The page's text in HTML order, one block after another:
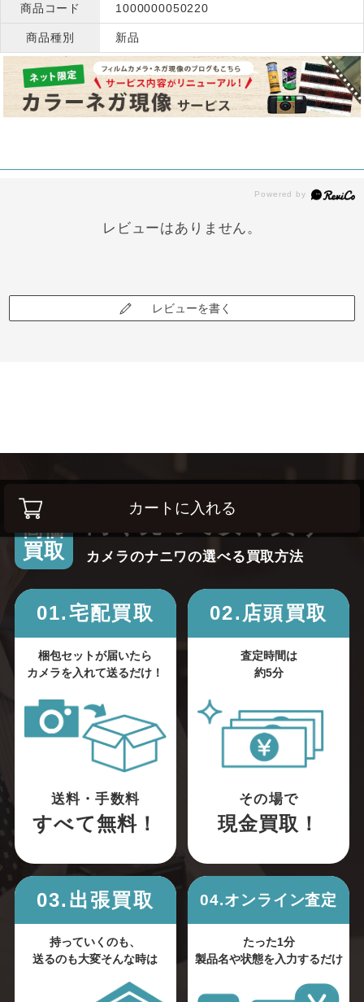
カートに入れる
商品コード 1000000050220
商品種別 新品
レビューはありません。
レビューを書く
高価
買取
カメラのナニワの選べる買取方法
01.宅配買取
梱包セットが届いたら
カメラを入れて送るだけ！
送料・手数料
すべて無料！
02.店頭買取
査定時間は
約5分
その場で
現金買取！
03.出張買取
持っていくのも、
送るのも大変そんな時は
04.オンライン査定
たった1分
製品名や状態を入力するだけ